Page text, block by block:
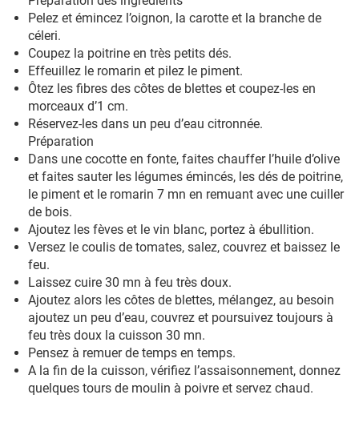
Pelez et émincez l’oignon, la carotte et la branche de
céleri.
Coupez la poitrine en très petits dés.
Effeuillez le romarin et pilez le piment.
Ôtez les fibres des côtes de blettes et coupez-les en
morceaux d’1 cm.
Réservez-les dans un peu d’eau citronnée.
Préparation
Dans une cocotte en fonte, faites chauffer l’huile d’olive
et faites sauter les légumes émincés, les dés de poitrine,
le piment et le romarin 7 mn en remuant avec une cuiller
de bois.
Ajoutez les fèves et le vin blanc, portez à ébullition.
Versez le coulis de tomates, salez, couvrez et baissez le
feu.
Laissez cuire 30 mn à feu très doux.
Ajoutez alors les côtes de blettes, mélangez, au besoin
ajoutez un peu d’eau, couvrez et poursuivez toujours à
feu très doux la cuisson 30 mn.
Pensez à remuer de temps en temps.
A la fin de la cuisson, vérifiez l’assaisonnement, donnez
quelques tours de moulin à poivre et servez chaud.